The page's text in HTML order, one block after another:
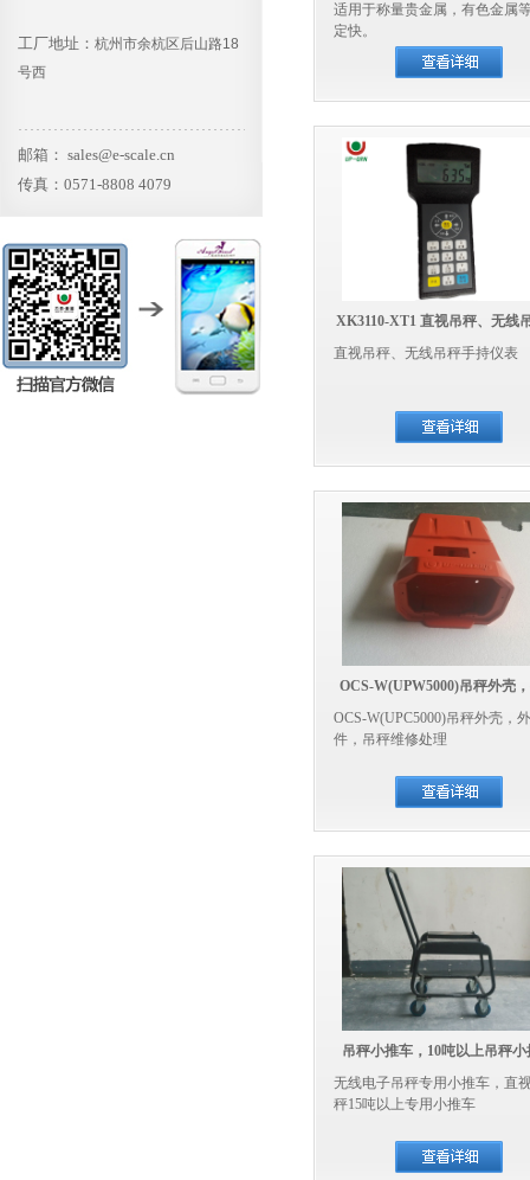
工厂地址： 杭州市余杭区后山路18
号西
邮箱： sales@e-scale.cn
传真：0571-8808 4079
适用于称量贵金属，有色金属
定快。
XK3110-XT1 直视吊秤、无线
持仪表
直视吊秤、无线吊秤手持仪表
OCS-W(UPW5000)吊秤外壳
配件
OCS-W(UPC5000)吊秤外壳，
件，吊秤维修处理
吊秤小推车，10吨以上吊秤
无线电子吊秤专用小推车，直
秤15吨以上专用小推车